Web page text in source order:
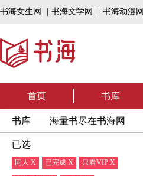
书海女生网 书海文学网 书海动漫网
首页 书库
书库——海量书尽在书海网
已选
同人 X 已完成 X 只看VIP X